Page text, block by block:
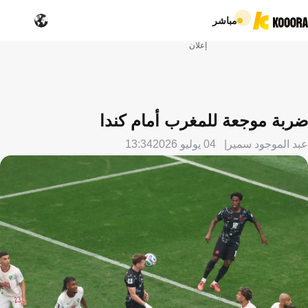
مباشر
إعلان
ضربة موجعة للمغرب أمام كندا
عبد الموجود سمير 04 يوليو 2026 13:34